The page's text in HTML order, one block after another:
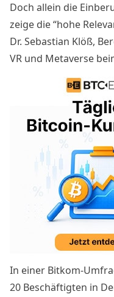
Doch allein die
zeige die “hohe
Dr. Sebastian Klöß,
VR und Metaverse
In einer Bitkom-
20 Beschäftigten in